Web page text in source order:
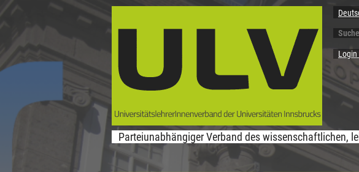
Parteiunabhängiger Verband des wissenschaftlichen,
Suche